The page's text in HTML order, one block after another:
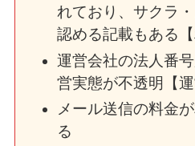
れており、サクラ
認める記載もある【
運営会社の法人番
営実態が不透明【運
メール送信の料金
る